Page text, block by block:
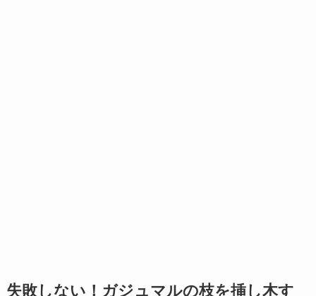
失敗しない！ガジュマルの枝を挿し木す